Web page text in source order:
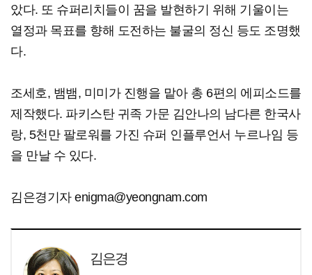
았다. 또 슈퍼리치들이 꿈을 발현하기 위해 기울이는
열정과 목표를 향해 도전하는 불굴의 정신 등도 조명했
다.
조세호, 뱀뱀, 미미가 진행을 맡아 총 6편의 에피소드를
제작했다. 파키스탄 귀족 가문 김안나의 남다른 한국사
랑, 5천만 팔로워를 가진 슈퍼 인플루언서 누르나임 등
을 만날 수 있다.
김은경기자 enigma@yeongnam.com
김은경